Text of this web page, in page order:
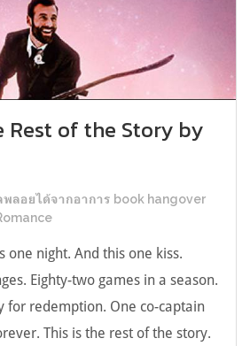
Rest of the Story by
พลอยได้จากอาการ book hangover
one night. And this one kiss.
Eighty-two games in a season.
for redemption. One co-captain
This is the rest of the story.